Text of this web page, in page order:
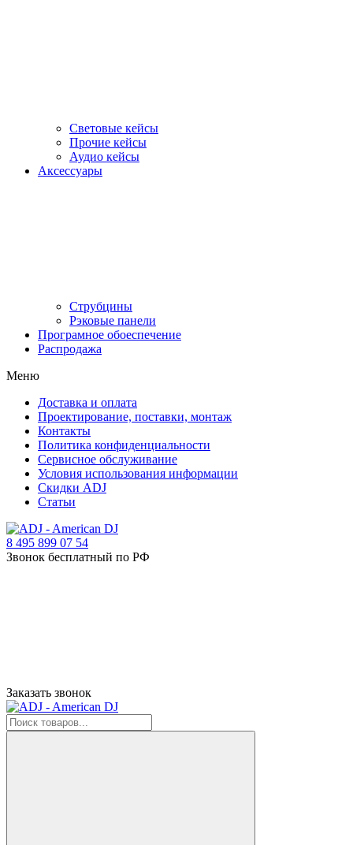
Световые кейсы
Прочие кейсы
Аудио кейсы
Аксессуары
Струбцины
Рэковые панели
Програмное обоеспечение
Распродажа
Меню
Доставка и оплата
Проектирование, поставки, монтаж
Контакты
Политика конфиденциальности
Сервисное обслуживание
Условия использования информации
Скидки ADJ
Статьи
8 495 899 07 54
Звонок бесплатный по РФ
Заказать звонок